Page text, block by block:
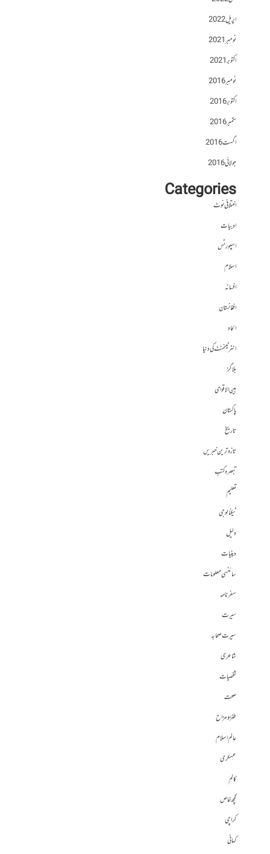
اپریل 2022
نومبر 2021
اکتوبر 2021
نومبر 2016
اکتوبر 2016
ستمبر 2016
اگست 2016
جولائی 2016
Categories
اختلافی نوٹ
ادبیات
اسپورٹس
اسلام
افسانہ
افغانستان
الحاد
انٹرٹینمنٹ کی دنیا
بلاگز
بین الاقوامی
پاکستان
تاریخ
تازہ ترین خبریں
تبصرہ کتب
تعلیم
ٹیکنالوجی
دلیل
دینیات
سائنسی معلومات
سفرنامہ
سیرت
سیرت صحابہ
شاعری
شخصیات
صحت
طنز و مزاح
عالم اسلام
عسکری
کالم
کچھ خاص
کراچی
کہانی